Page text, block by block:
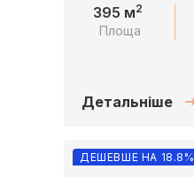
395 м2
Площа
Детальніше
ДЕШЕВШЕ НА 18.8%